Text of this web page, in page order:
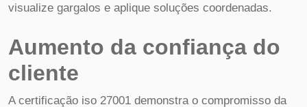
visualize gargalos e aplique soluções coordenadas.
Aumento da confiança do
cliente
A certificação iso 27001 demonstra o compromisso da